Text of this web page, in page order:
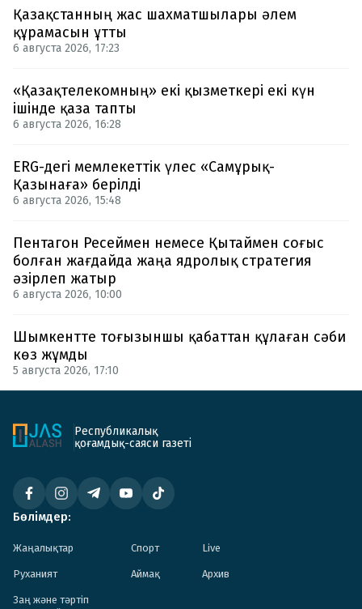
Қазақстанның жас шахматшылары әлем
құрамасын ұтты
6 августа 2026, 17:23
«Қазақтелекомның» екі қызметкері екі күн
ішінде қаза тапты
6 августа 2026, 16:28
ERG-дегі мемлекеттік үлес «Самұрық-
Қазынаға» берілді
6 августа 2026, 15:48
Пентагон Ресеймен немесе Қытаймен соғыс
болған жағдайда жаңа ядролық стратегия
әзірлеп жатыр
6 августа 2026, 10:00
Шымкентте тоғызыншы қабаттан құлаған сәби
көз жұмды
5 августа 2026, 17:10
Республикалық
қоғамдық-саяси газеті
Бөлімдер:
Жаңалықтар Спорт Live
Руханият Аймақ Архив
Заң және тәртіп